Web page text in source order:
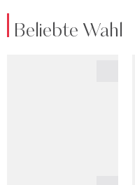
Beliebte Wahl